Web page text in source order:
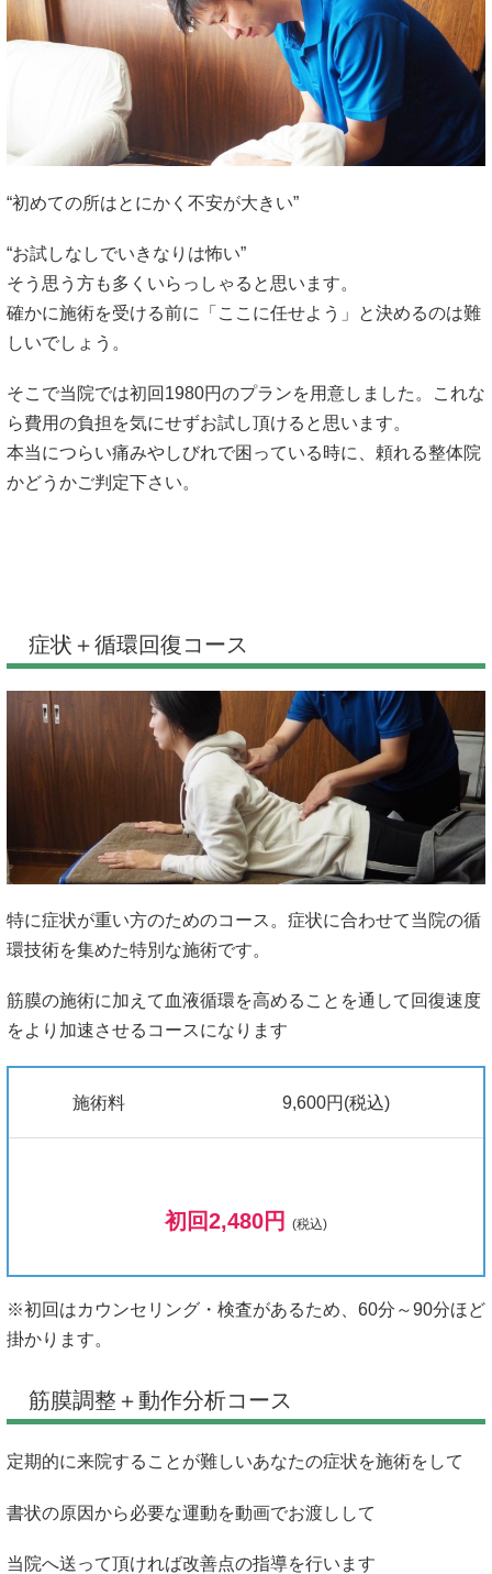
“初めての所はとにかく不安が大きい”
“お試しなしでいきなりは怖い”
そう思う方も多くいらっしゃると思います。
確かに施術を受ける前に「ここに任せよう」と決めるのは難
しいでしょう。
そこで当院では初回1980円のプランを用意しました。これな
ら費用の負担を気にせずお試し頂けると思います。
本当につらい痛みやしびれで困っている時に、頼れる整体院
かどうかご判定下さい。
症状＋循環回復コース
特に症状が重い方のためのコース。症状に合わせて当院の循
環技術を集めた特別な施術です。
筋膜の施術に加えて血液循環を高めることを通して回復速度
をより加速させるコースになります
施術料 9,600円(税込)
初回2,480円 (税込)
※初回はカウンセリング・検査があるため、60分～90分ほど
掛かります。
筋膜調整＋動作分析コース
定期的に来院することが難しいあなたの症状を施術をして
書状の原因から必要な運動を動画でお渡しして
当院へ送って頂ければ改善点の指導を行います